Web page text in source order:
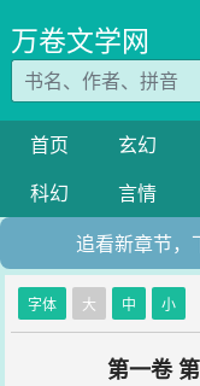
万卷文学网
首页 玄幻
科幻
言情
追看新章节，
字体 大 中 小
第一卷